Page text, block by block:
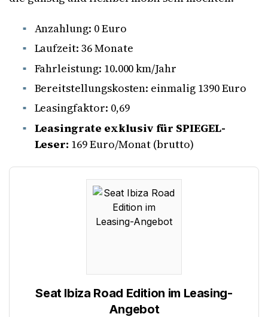
Anzahlung: 0 Euro
Laufzeit: 36 Monate
Fahrleistung: 10.000 km/Jahr
Bereitstellungskosten: einmalig 1390 Euro
Leasingfaktor: 0,69
Leasingrate exklusiv für SPIEGEL-
Leser: 169 Euro/Monat (brutto)
Seat Ibiza Road Edition im Leasing-
Angebot